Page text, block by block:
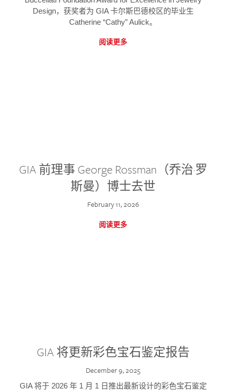
Design，获奖者为 GIA 卡尔斯巴德校区的毕业生
Catherine “Cathy” Aulick。
阅读更多
GIA 前理事 George Rossman（乔治·罗
斯曼）博士去世
February 11, 2026
阅读更多
GIA 将更新彩色宝石鉴定报告
December 9, 2025
GIA 将于 2026 年 1 月 1 日推出最新设计的彩色宝石鉴定